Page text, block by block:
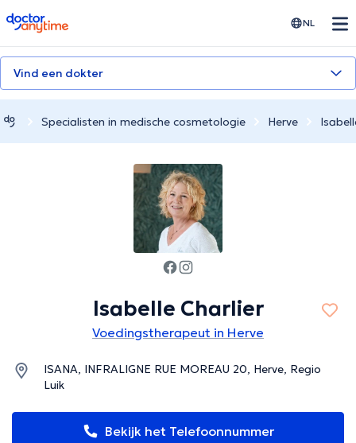
doctoranytime NL
Vind een dokter
Specialisten in medische cosmetologie Herve
Isabelle Charlier
Voedingstherapeut in Herve
ISANA, INFRALIGNE RUE MOREAU 20, Herve, Regio
Luik
Bekijk het Telefoonnummer